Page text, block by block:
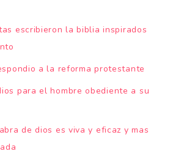
escribieron la biblia inspirados
a la reforma protestante
para el hombre obediente a su
de dios es viva y eficaz y mas